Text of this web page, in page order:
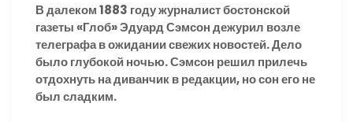
В далеком 1883 году журналист бостонской
газеты «Глоб» Эдуард Сэмсон дежурил возле
телеграфа в ожидании свежих новостей. Дело
было глубокой ночью. Сэмсон решил прилечь
отдохнуть на диванчик в редакции, но сон его не
был сладким.